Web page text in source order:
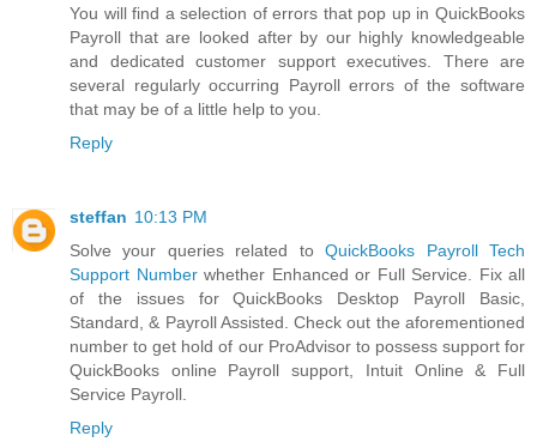
You will find a selection of errors that pop up in QuickBooks
Payroll that are looked after by our highly knowledgeable
and dedicated customer support executives. There are
several regularly occurring Payroll errors of the software
that may be of a little help to you.
Reply
steffan 10:13 PM
Solve your queries related toQuickBooks Payroll Tech
Support Numberwhether Enhanced or Full Service. Fix all
of the issues for QuickBooks Desktop Payroll Basic,
Standard, & Payroll Assisted. Check out the aforementioned
number to get hold of our ProAdvisor to possess support for
QuickBooks online Payroll support, Intuit Online & Full
Service Payroll.
Reply